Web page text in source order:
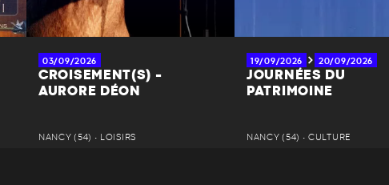
03/09/2026
CROISEMENT(S) -
AURORE DÉON
NANCY (54) • LOISIRS
19/09/2026 20/09/2026
JOURNÉES DU
PATRIMOINE
NANCY (54) • CULTURE